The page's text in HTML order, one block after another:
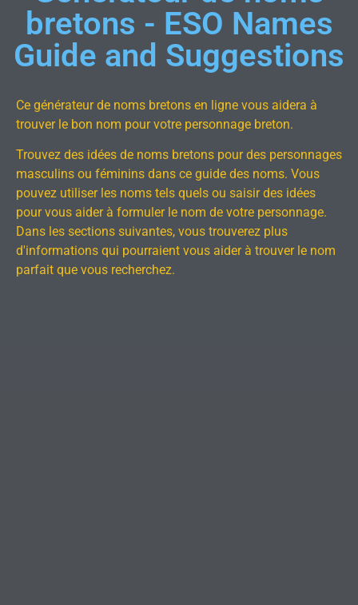
bretons - ESO Names
Guide and Suggestions
Ce générateur de noms bretons en ligne vous aidera à
trouver le bon nom pour votre personnage breton.
Trouvez des idées de noms bretons pour des personnages
masculins ou féminins dans ce guide des noms. Vous
pouvez utiliser les noms tels quels ou saisir des idées
pour vous aider à formuler le nom de votre personnage.
Dans les sections suivantes, vous trouverez plus
d'informations qui pourraient vous aider à trouver le nom
parfait que vous recherchez.